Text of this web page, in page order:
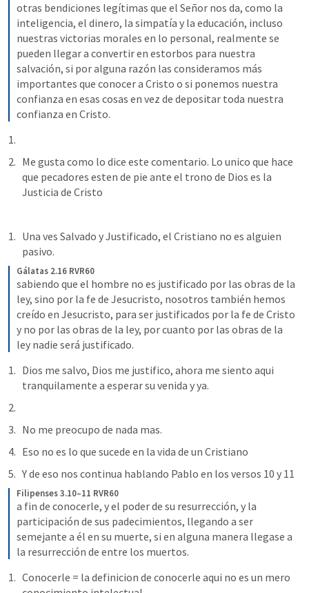
otras bendiciones legítimas que el Señor nos da, como la
inteligencia, el dinero, la simpatía y la educación, incluso
nuestras victorias morales en lo personal, realmente se
pueden llegar a convertir en estorbos para nuestra
salvación, si por alguna razón las consideramos más
importantes que conocer a Cristo o si ponemos nuestra
confianza en esas cosas en vez de depositar toda nuestra
confianza en Cristo.
Me gusta como lo dice este comentario. Lo unico que hace
que pecadores esten de pie ante el trono de Dios es la
Justicia de Cristo
Una ves Salvado y Justificado, el Cristiano no es alguien
pasivo.
Gálatas 2.16 RVR60
sabiendo que el hombre no es justificado por las obras de la
ley, sino por la fe de Jesucristo, nosotros también hemos
creído en Jesucristo, para ser justificados por la fe de Cristo
y no por las obras de la ley, por cuanto por las obras de la
ley nadie será justificado.
Dios me salvo, Dios me justifico, ahora me siento aqui
tranquilamente a esperar su venida y ya.
No me preocupo de nada mas.
Eso no es lo que sucede en la vida de un Cristiano
Y de eso nos continua hablando Pablo en los versos 10 y 11
Filipenses 3.10–11 RVR60
a fin de conocerle, y el poder de su resurrección, y la
participación de sus padecimientos, llegando a ser
semejante a él en su muerte, si en alguna manera llegase a
la resurrección de entre los muertos.
Conocerle = la definicion de conocerle aqui no es un mero